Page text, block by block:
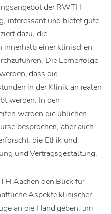
der RWTH
interessant und bietet gute
dazu, die
innerhalb einer klinischen
Die Lernerfolge
dass die
in der Klinik an realen
werden. In den
werden die üblichen
besprochen, aber auch
die Ethik und
und Vertragsgestaltung.
Aachen den Blick für
Aspekte klinischer
an die Hand geben, um